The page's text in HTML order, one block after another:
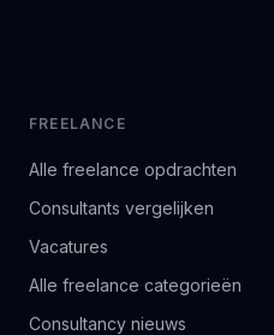
FREELANCE
Alle freelance opdrachten
Consultants vergelijken
Vacatures
Alle freelance categorieën
Consultancy nieuws